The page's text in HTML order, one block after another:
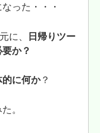
った・・・
に、
日帰りツー
か？
的に何か？
。